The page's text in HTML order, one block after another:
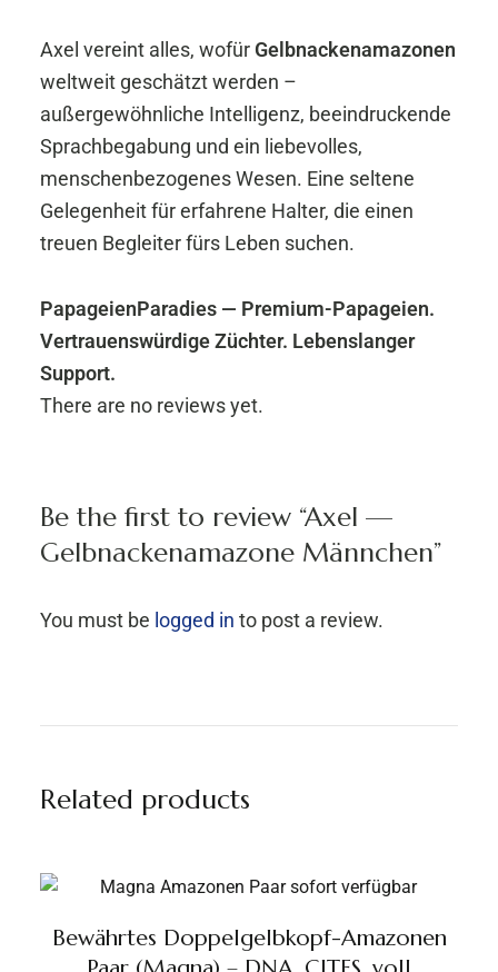
Axel vereint alles, wofür Gelbnackenamazonen
weltweit geschätzt werden –
außergewöhnliche Intelligenz, beeindruckende
Sprachbegabung und ein liebevolles,
menschenbezogenes Wesen. Eine seltene
Gelegenheit für erfahrene Halter, die einen
treuen Begleiter fürs Leben suchen.
PapageienParadies — Premium-Papageien.
Vertrauenswürdige Züchter. Lebenslanger
Support.
There are no reviews yet.
Be the first to review “Axel —
Gelbnackenamazone Männchen”
You must be logged in to post a review.
Related products
Bewährtes Doppelgelbkopf-Amazonen